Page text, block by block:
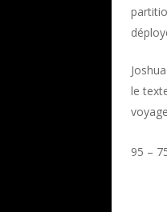
le
95 –